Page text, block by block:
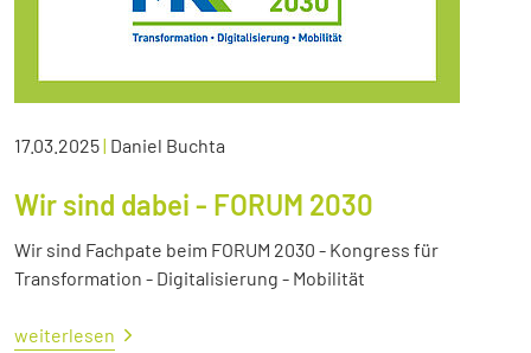
17.03.2025| Daniel Buchta
Wir sind dabei - FORUM 2030
Wir sind Fachpate beim FORUM 2030 - Kongress für
Transformation - Digitalisierung - Mobilität
weiterlesen